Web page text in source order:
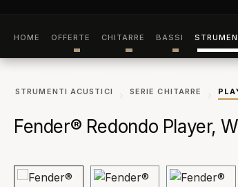
HOME OFFERTE CHITARRE BASSI
STRUMENTI ACUSTICI SERIE CHITARRE
Fender® Redondo Player,